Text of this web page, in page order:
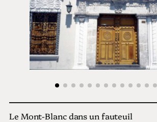
Le Mont-Blanc dans un fauteuil